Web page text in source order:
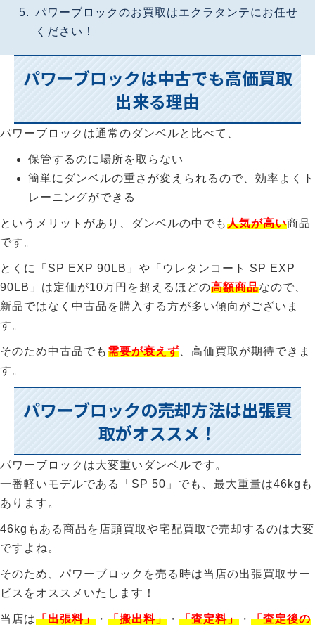
パワーブロックのお買取はエクラタンテにお任せ
ください！
パワーブロックは中古でも高価買取
出来る理由
パワーブロックは通常のダンベルと比べて、
保管するのに場所を取らない
簡単にダンベルの重さが変えられるので、効率よくト
レーニングができる
というメリットがあり、ダンベルの中でも人気が高い商品
です。
とくに「SP EXP 90LB」や「ウレタンコート SP EXP
90LB」は定価が10万円を超えるほどの高額商品なので、
新品ではなく中古品を購入する方が多い傾向がございま
す。
そのため中古品でも需要が衰えず 、高価買取が期待できま
す。
パワーブロックの売却方法は出張買
取がオススメ！
パワーブロックは大変重いダンベルです。
一番軽いモデルである「SP 50」でも、最大重量は46kgも
あります。
46kgもある商品を店頭買取や宅配買取で売却するのは大変
ですよね。
そのため、パワーブロックを売る時は当店の出張買取サー
ビスをオススメいたします！
当店は「出張料」 ・ 「搬出料」 ・ 「査定料」 ・ 「査定後の